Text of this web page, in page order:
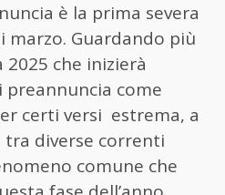
è la prima severa
Guardando più
che inizierà
preannuncia come
certi versi estrema, a
tra diverse correnti
comune che